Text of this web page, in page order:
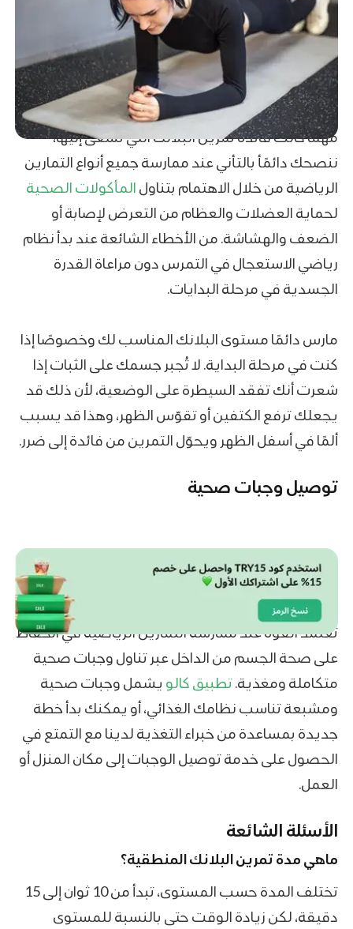
مهما كانت فائدة تمرين البلانك​ التي تسعى إليها،
ننصحك دائمًأ بالتأني عند ممارسة جميع أنواع التمارين
الرياضية من خلال الاهتمام بتناول المأكولات الصحية
لحماية العضلات والعظام من التعرض لإصابة أو
الضعف والهشاشة. من الأخطاء الشائعة عند بدأ نظام
رياضي الاستعجال في التمرس دون مراعاة القدرة
الجسدية في مرحلة البدايات.
مارس دائمًا مستوى البلانك المناسب لك وخصوصًا إذا
كنت في مرحلة البداية. لا تُجبر جسمك على الثبات إذا
شعرت أنك تفقد السيطرة على الوضعية، لأن ذلك قد
يجعلك ترفع الكتفين أو تقوّس الظهر، وهذا قد يسبب
ألمًا في أسفل الظهر ويحوّل التمرين من فائدة إلى ضرر.
توصيل وجبات صحية
تعتمد القوة عند ممارسة التمارين الرياضية في الحفاظ
على صحة الجسم من الداخل عبر تناول وجبات صحية
متكاملة ومغذية.تطبيق كالو يشمل وجبات صحية
ومشبعة تناسب نظامك الغذائي، أو يمكنك بدأ خطة
جديدة بمساعدة من خبراء التغذية لدينا مع التمتع في
الحصول على خدمة توصيل الوجبات إلى مكان المنزل أو
العمل.
الأسئلة الشائعة
ماهي مدة تمرين البلانك​ المنطقية؟
تختلف المدة حسب المستوى، تبدأ من 10 ثوان إلى 15
دقيقة، لكن زيادة الوقت حتى بالنسبة للمستوى